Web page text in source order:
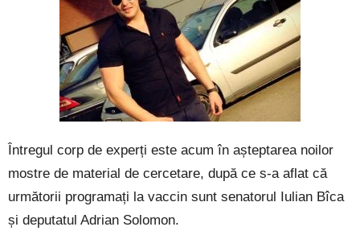
Întregul corp de experți este acum în așteptarea noilor
mostre de material de cercetare, după ce s-a aflat că
următorii programați la vaccin sunt senatorul Iulian Bîca
și deputatul Adrian Solomon.